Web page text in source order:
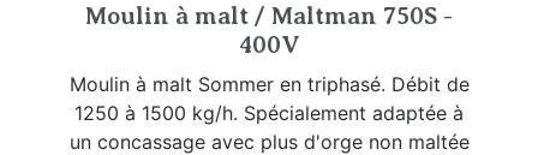
Moulin à malt / Maltman 750S -
400V
Moulin à malt Sommer en triphasé. Débit de
1250 à 1500 kg/h. Spécialement adaptée à
un concassage avec plus d'orge non maltée